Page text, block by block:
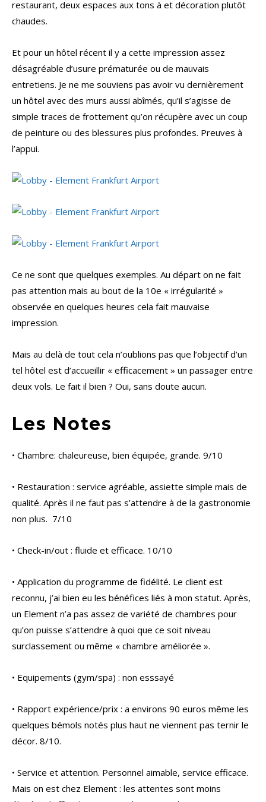
restaurant, deux espaces aux tons à et décoration plutôt
chaudes.
Et pour un hôtel récent il y a cette impression assez
désagréable d’usure prématurée ou de mauvais
entretiens. Je ne me souviens pas avoir vu dernièrement
un hôtel avec des murs aussi abîmés, qu’il s’agisse de
simple traces de frottement qu’on récupère avec un coup
de peinture ou des blessures plus profondes. Preuves à
l’appui.
Ce ne sont que quelques exemples. Au départ on ne fait
pas attention mais au bout de la 10e « irrégularité »
observée en quelques heures cela fait mauvaise
impression.
Mais au delà de tout cela n’oublions pas que l’objectif d’un
tel hôtel est d’accueillir « efficacement » un passager entre
deux vols. Le fait il bien ? Oui, sans doute aucun.
Les Notes
• Chambre: chaleureuse, bien équipée, grande. 9/10
• Restauration : service agréable, assiette simple mais de
qualité. Après il ne faut pas s’attendre à de la gastronomie
non plus. 7/10
• Check-in/out : fluide et efficace. 10/10
• Application du programme de fidélité. Le client est
reconnu, j’ai bien eu les bénéfices liés à mon statut. Après,
un Element n’a pas assez de variété de chambres pour
qu’on puisse s’attendre à quoi que ce soit niveau
surclassement ou même « chambre améliorée ».
• Equipements (gym/spa) : non esssayé
• Rapport expérience/prix : a environs 90 euros même les
quelques bémols notés plus haut ne viennent pas ternir le
décor. 8/10.
• Service et attention. Personnel aimable, service efficace.
Mais on est chez Element : les attentes sont moins